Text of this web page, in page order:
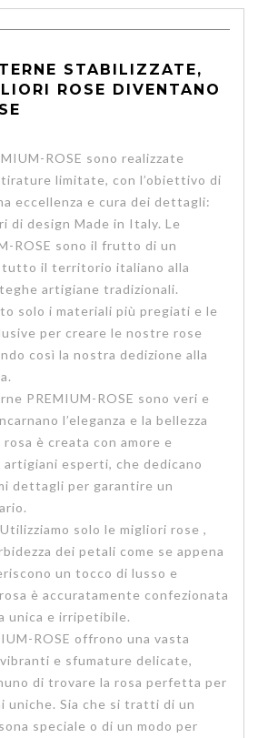
STABILIZZATE,
ROSE DIVENTANO
ROSE sono realizzate
limitate, con l’obiettivo di
eccellenza e cura dei dettagli:
di design Made in Italy. Le
ROSE sono il frutto di un
il territorio italiano alla
artigiane tradizionali.
solo i materiali più pregiati e le
per creare le nostre rose
così la nostra dedizione alla
PREMIUM-ROSE sono veri e
l’eleganza e la bellezza
è creata con amore e
esperti, che dedicano
dettagli per garantire un
solo le migliori rose ,
dei petali come se appena
un tocco di lusso e
è accuratamente confezionata
unica e irripetibile.
ROSE offrono una vasta
e sfumature delicate,
di trovare la rosa perfetta per
uniche. Sia che si tratti di un
speciale o di un modo per